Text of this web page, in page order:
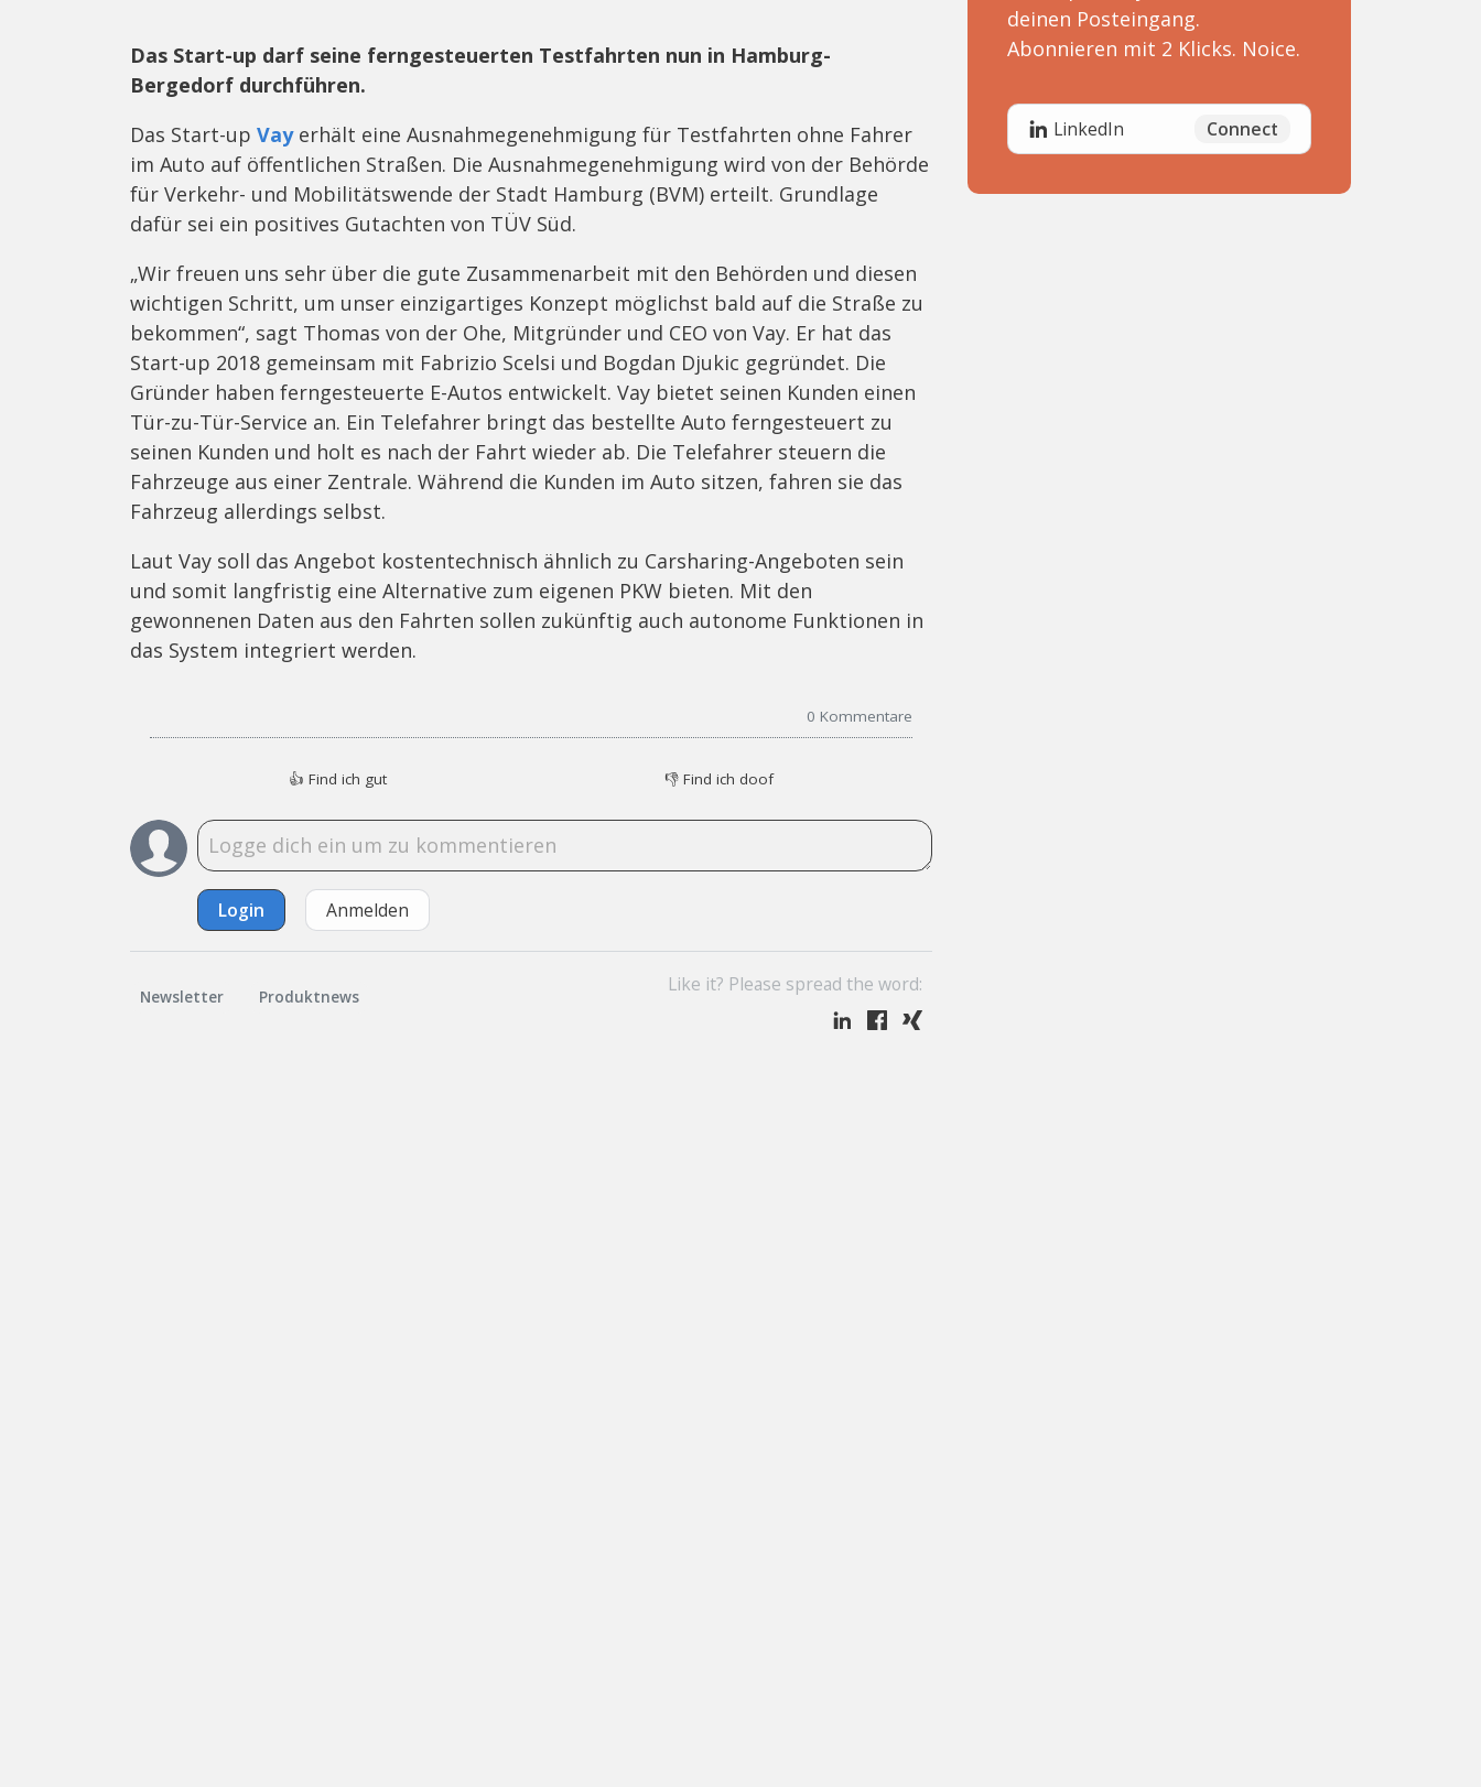
Das Start-up darf seine ferngesteuerten Testfahrten nun in Hamburg-
Bergedorf durchführen.
Das Start-up Vayerhält eine Ausnahmegenehmigung für Testfahrten ohne Fahrer
im Auto auf öffentlichen Straßen. Die Ausnahmegenehmigung wird von der Behörde
für Verkehr- und Mobilitätswende der Stadt Hamburg (BVM) erteilt. Grundlage
dafür sei ein positives Gutachten von TÜV Süd.
„Wir freuen uns sehr über die gute Zusammenarbeit mit den Behörden und diesen
wichtigen Schritt, um unser einzigartiges Konzept möglichst bald auf die Straße zu
bekommen“, sagt Thomas von der Ohe, Mitgründer und CEO von Vay. Er hat das
Start-up 2018 gemeinsam mit Fabrizio Scelsi und Bogdan Djukic gegründet. Die
Gründer haben ferngesteuerte E-Autos entwickelt. Vay bietet seinen Kunden einen
Tür-zu-Tür-Service an. Ein Telefahrer bringt das bestellte Auto ferngesteuert zu
seinen Kunden und holt es nach der Fahrt wieder ab. Die Telefahrer steuern die
Fahrzeuge aus einer Zentrale. Während die Kunden im Auto sitzen, fahren sie das
Fahrzeug allerdings selbst.
Laut Vay soll das Angebot kostentechnisch ähnlich zu Carsharing-Angeboten sein
und somit langfristig eine Alternative zum eigenen PKW bieten. Mit den
gewonnenen Daten aus den Fahrten sollen zukünftig auch autonome Funktionen in
das System integriert werden.
0 Kommentare
👍 Find ich gut 👎 Find ich doof
Login Anmelden
Newsletter Produktnews
Like it? Please spread the word:
deinen Posteingang.
Abonnieren mit 2 Klicks. Noice.
LinkedIn Connect